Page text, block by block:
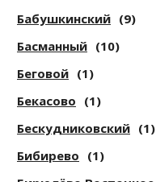
Бабушкинский (9)
Басманный (10)
Беговой (1)
Бекасово (1)
Бескудниковский (1)
Бибирево (1)